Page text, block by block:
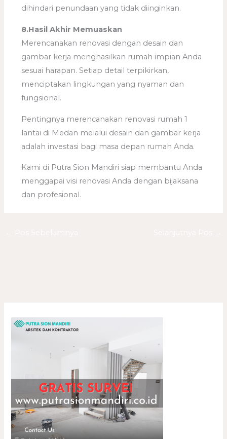
dihindari penundaan yang tidak diinginkan.
8.Hasil Akhir Memuaskan
Merencanakan renovasi dengan desain dan
gambar kerja menghasilkan rumah impian Anda
sesuai harapan. Setiap detail terpikirkan,
menciptakan lingkungan yang nyaman dan
fungsional.
Pentingnya merencanakan renovasi rumah 1
lantai di Medan melalui desain dan gambar kerja
adalah investasi bagi masa depan rumah Anda.
Kami di Putra Sion Mandiri siap membantu Anda
menggapai visi renovasi Anda dengan bijaksana
dan profesional.